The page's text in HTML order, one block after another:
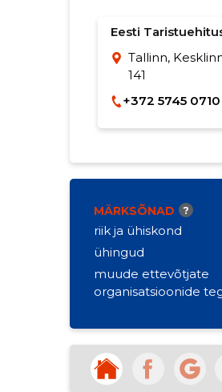
Eesti
Tallinn,
141
+372 5745 0710
MÄRKSÕNAD ?
riik ja ühiskond
ühingud
muude ettevõtjate
organisatsioonide